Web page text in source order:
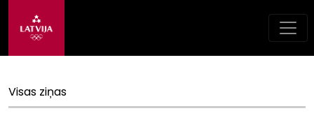
Visas ziņas